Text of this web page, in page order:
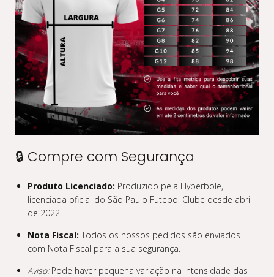
🔒 Compre com Segurança
Produto Licenciado: Produzido pela Hyperbole,
licenciada oficial do São Paulo Futebol Clube desde abril
de 2022.
Nota Fiscal: Todos os nossos pedidos são enviados
com Nota Fiscal para a sua segurança.
Aviso:Pode haver pequena variação na intensidade das